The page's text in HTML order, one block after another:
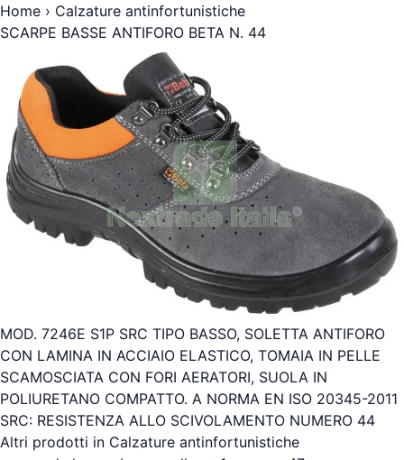
Home › Calzature antinfortunistiche
SCARPE BASSE ANTIFORO BETA N. 44
MOD. 7246E S1P SRC TIPO BASSO, SOLETTA ANTIFORO
CON LAMINA IN ACCIAIO ELASTICO, TOMAIA IN PELLE
SCAMOSCIATA CON FORI AERATORI, SUOLA IN
POLIURETANO COMPATTO. A NORMA EN ISO 20345-2011
SRC: RESISTENZA ALLO SCIVOLAMENTO NUMERO 44
Altri prodotti in Calzature antinfortunistiche